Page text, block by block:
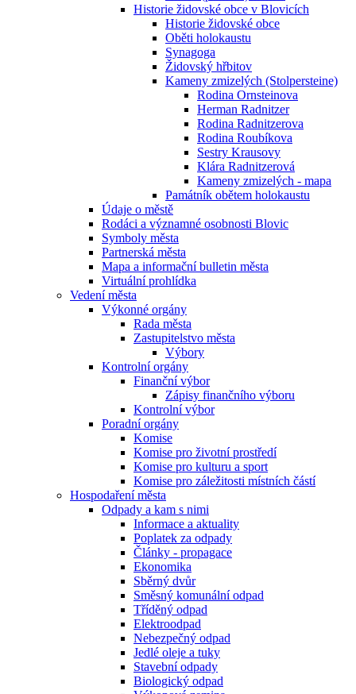
Historie židovské obce v Blovicích
Historie židovské obce
Oběti holokaustu
Synagoga
Židovský hřbitov
Kameny zmizelých (Stolpersteine)
Rodina Ornsteinova
Herman Radnitzer
Rodina Radnitzerova
Rodina Roubíkova
Sestry Krausovy
Klára Radnitzerová
Kameny zmizelých - mapa
Památník obětem holokaustu
Údaje o městě
Rodáci a významné osobnosti Blovic
Symboly města
Partnerská města
Mapa a informační bulletin města
Virtuální prohlídka
Vedení města
Výkonné orgány
Rada města
Zastupitelstvo města
Výbory
Kontrolní orgány
Finanční výbor
Zápisy finančního výboru
Kontrolní výbor
Poradní orgány
Komise
Komise pro životní prostředí
Komise pro kulturu a sport
Komise pro záležitosti místních částí
Hospodaření města
Odpady a kam s nimi
Informace a aktuality
Poplatek za odpady
Články - propagace
Ekonomika
Sběrný dvůr
Směsný komunální odpad
Tříděný odpad
Elektroodpad
Nebezpečný odpad
Jedlé oleje a tuky
Stavební odpady
Biologický odpad